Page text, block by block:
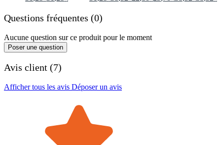
Questions fréquentes (0)
Aucune question sur ce produit pour le moment
Poser une question
Avis client (7)
Afficher tous les avis Déposer un avis